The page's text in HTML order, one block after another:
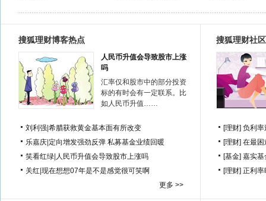
搜狐理财博客热点
人民币升值会导致股市上涨
吗
汇率仅和股市中的部分投资
标的有时会有一定联系。比
如人民币升值……
刘利强 希腊获救黄金基本面有所改变
乐嘉庆 定向增发强劲反弹 私募基金业绩回暖
笑看红绿 人民币升值会导致股市上涨吗
关红 现在想想07年是不是感觉很可笑啊
更多 >>
搜狐理财社
[理财] 负利率
[理财] 在最困
[基金] 嘉实基
[理财] 正利率